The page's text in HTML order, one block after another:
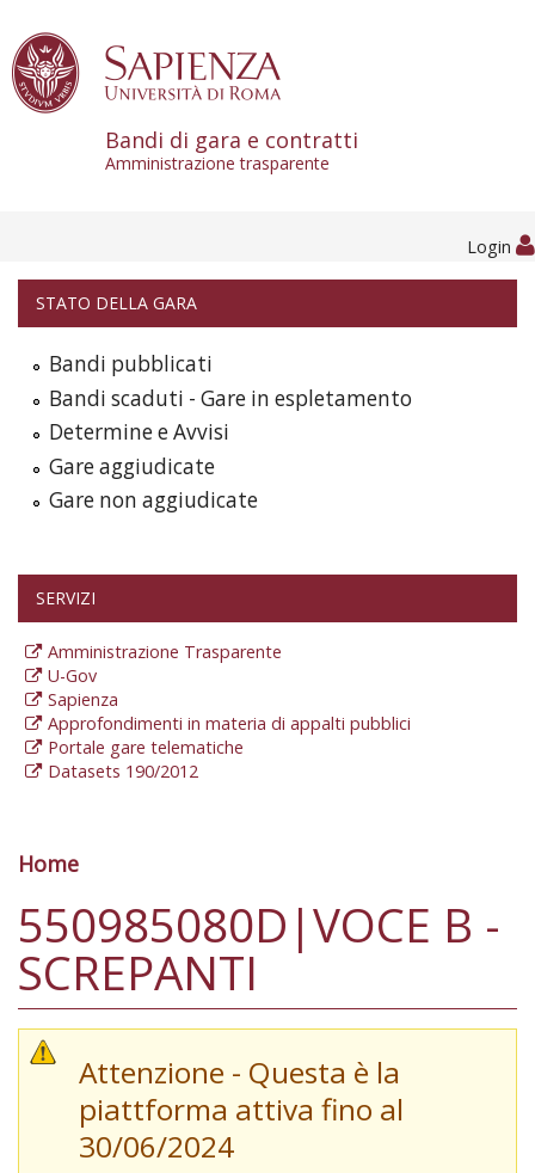
Bandi di gara e contratti
Amministrazione trasparente
Login
STATO DELLA GARA
Bandi pubblicati
Bandi scaduti - Gare in espletamento
Determine e Avvisi
Gare aggiudicate
Gare non aggiudicate
SERVIZI
Amministrazione Trasparente
U-Gov
Sapienza
Approfondimenti in materia di appalti pubblici
Portale gare telematiche
Datasets 190/2012
Tu sei qui
Home
550985080D|VOCE B -
SCREPANTI
Attenzione - Questa è la
piattforma attiva fino al
30/06/2024